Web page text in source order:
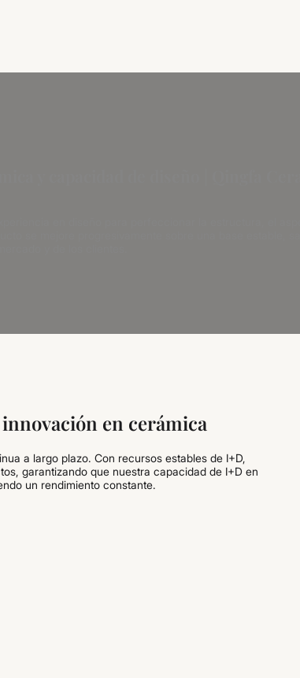
en cerámica
a largo plazo. Con recursos estables de I+D,
garantizando que nuestra capacidad de I+D en
un rendimiento constante.